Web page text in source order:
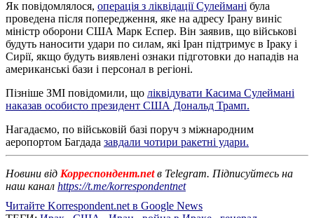
Як повідомлялося, операція з ліквідації Сулеймані була
проведена після попередження, яке на адресу Ірану виніс
міністр оборони США Марк Еспер. Він заявив, що військові
будуть наносити удари по силам, які Іран підтримує в Іраку і
Сирії, якщо будуть виявлені ознаки підготовки до нападів на
американські бази і персонал в регіоні.
Пізніше ЗМІ повідомили, що ліквідувати Касима Сулеймані
наказав особисто президент США Дональд Трамп.
Нагадаємо, по військовій базі поруч з міжнародним
аеропортом Багдада завдали чотири ракетні удари.
Новини від Корреспондент.netв Telegram. Підписуйтесь на
наш канал https://t.me/korrespondentnet
Читайте Korrespondent.net в Google News